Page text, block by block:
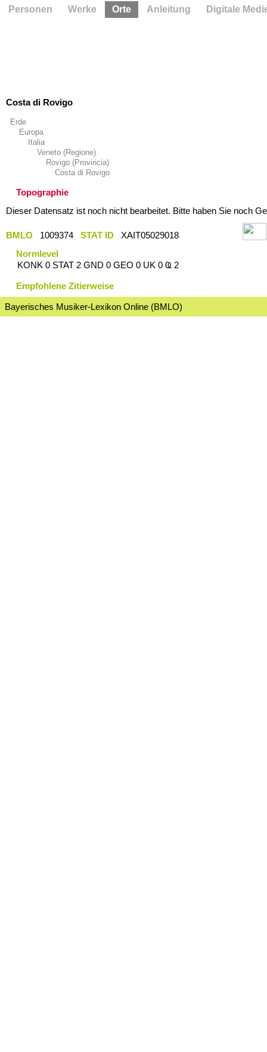
Costa di Rovigo
Erde
Europa
Italia
Veneto (Regione)
Rovigo (Provincia)
Costa di Rovigo
Topographie
Dieser Datensatz ist noch nicht bearbeitet. Bitte haben Sie noch
BMLO 1009374 STAT ID
XAIT05029018
Normlevel
KONK 0 STAT 2 GND 0 GEO 0 UK 0 Ҩ 2
Empfohlene Zitierweise
Bayerisches Musiker-Lexikon Online (BMLO)
Personen Werke Orte Anleitung Digitale